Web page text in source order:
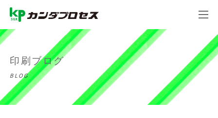
印刷ブログ
BLOG